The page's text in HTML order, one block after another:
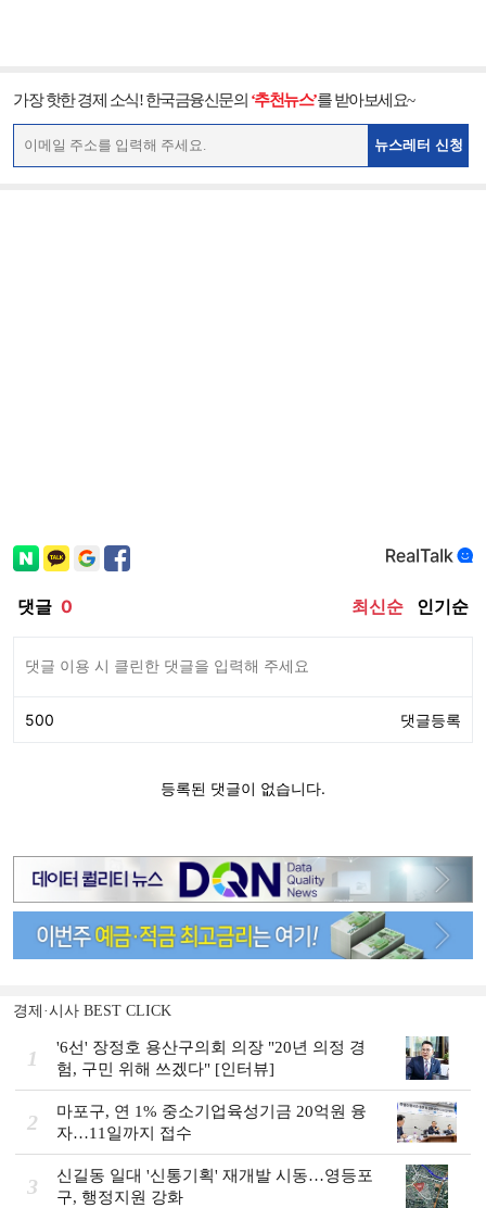
가장 핫한 경제 소식! 한국금융신문의 ‘추천뉴스’를 받아보세요~
뉴스레터 신청
경제·시사 BEST CLICK
1
'6선' 장정호 용산구의회 의장 "20년 의정 경
험, 구민 위해 쓰겠다" [인터뷰]
2
마포구, 연 1% 중소기업육성기금 20억원 융
자…11일까지 접수
3
신길동 일대 '신통기획' 재개발 시동…영등포
구, 행정지원 강화